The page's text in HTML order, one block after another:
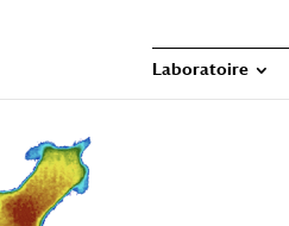
Laboratoire